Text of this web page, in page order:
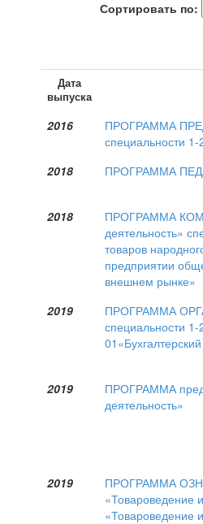
Сортировать по:
Дата
выпуска
2016
ПРОГРАММА
специальности
2018
ПРОГРАММА
2018
ПРОГРАММА
деятельность»
товаров
предприятии
внешнем рынке»
2019
ПРОГРАММА
специальности
2019
ПРОГРАММА
деятельность»
2019
ПРОГРАММА
«Товароведение
«Товароведение